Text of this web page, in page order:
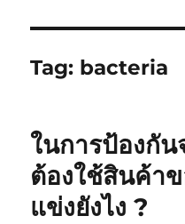
Tag: bacteria
ในการป้องกั
ต้องใช้สินค้า
แข่งยังไง ?